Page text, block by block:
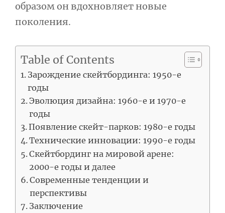
образом он вдохновляет новые
поколения.
Table of Contents
Зарождение скейтбординга: 1950-е
годы
Эволюция дизайна: 1960-е и 1970-е
годы
Появление скейт-парков: 1980-е годы
Технические инновации: 1990-е годы
Скейтбординг на мировой арене:
2000-е годы и далее
Современные тенденции и
перспективы
Заключение